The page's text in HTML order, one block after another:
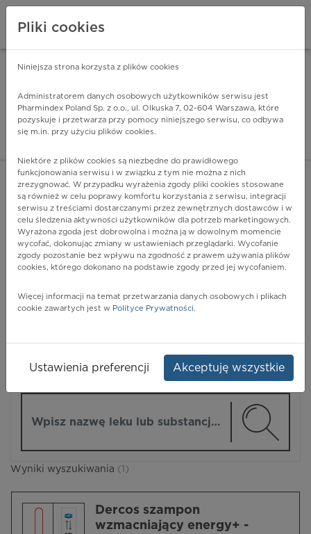
Pharmindex - lider
ZALOGUJ SIĘ
POKAŻ FILTRY
Pharmindex
Wyniki wyszukiwania (1)
Dercos szampon
wzmacniający energy+ -
Pliki cookies
Niniejsza strona korzysta z plików cookies
Administratorem danych osobowych użytkowników serwisu jest
Pharmindex Poland Sp. z o.o., ul. Olkuska 7, 02-604 Warszawa, które
pozyskuje i przetwarza przy pomocy niniejszego serwisu, co odbywa
się m.in. przy użyciu plików cookies.
Niektóre z plików cookies są niezbędne do prawidłowego
funkcjonowania serwisu i w związku z tym nie można z nich
zrezygnować. W przypadku wyrażenia zgody pliki cookies stosowane
są również w celu poprawy komfortu korzystania z serwisu, integracji
serwisu z treściami dostarczanymi przez zewnętrznych dostawców i w
celu śledzenia aktywności użytkowników dla potrzeb marketingowych.
Wyrażona zgoda jest dobrowolna i można ją w dowolnym momencie
wycofać, dokonując zmiany w ustawieniach przeglądarki. Wycofanie
zgody pozostanie bez wpływu na zgodność z prawem używania plików
cookies, którego dokonano na podstawie zgody przed jej wycofaniem.
Więcej informacji na temat przetwarzania danych osobowych i plikach
cookie zawartych jest w Polityce Prywatności.
Ustawienia preferencji Akceptuję wszystkie
ZA DARMO - w Google Play INSTALUJ